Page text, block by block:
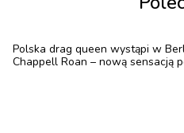
jedynie za pomocą… dłoni.
Polska drag queen wystąpi w
Chappell Roan – nową sensacją